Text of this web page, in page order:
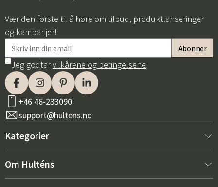
Vær den første til å høre om tilbud, produktlanseringer
og kampanjer!
Jeg godtarvilkårene og betingelsene
+46 46-233090
support@hultens.no
Kategorier
Nytt hos oss
Om Hulténs